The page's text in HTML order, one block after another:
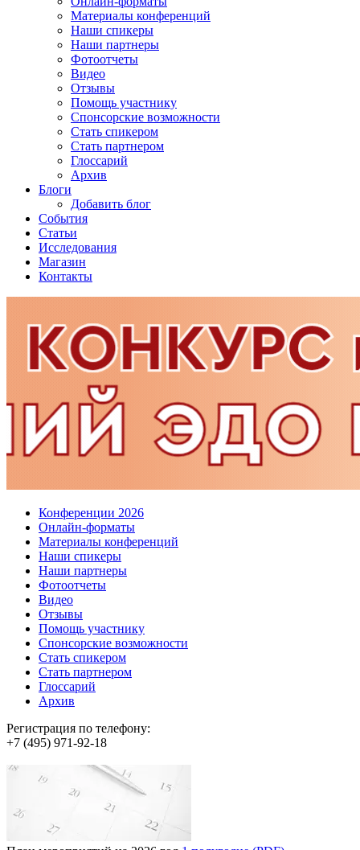
Материалы конференций
Наши спикеры
Наши партнеры
Фотоотчеты
Видео
Отзывы
Помощь участнику
Спонсорские возможности
Стать спикером
Стать партнером
Глоссарий
Архив
Блоги
Добавить блог
События
Статьи
Исследования
Магазин
Контакты
Конференции 2026
Онлайн-форматы
Материалы конференций
Наши спикеры
Наши партнеры
Фотоотчеты
Видео
Отзывы
Помощь участнику
Спонсорские возможности
Стать спикером
Стать партнером
Глоссарий
Архив
Регистрация по телефону:
+7 (495) 971-92-18